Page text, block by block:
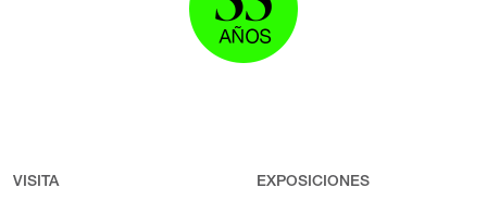
VISITA EXPOSICIONES